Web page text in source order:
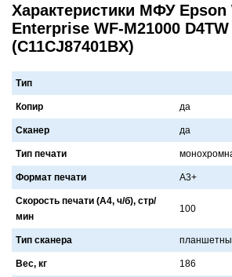
Характеристики МФУ Epson
Enterprise WF-M21000 D4TW
(C11CJ87401BX)
Тип
Копир да
Сканер да
Тип печати
Формат печати A3+
Скорость печати (А4, ч/б), стр/
мин
100
Тип сканера
Вес, кг 186